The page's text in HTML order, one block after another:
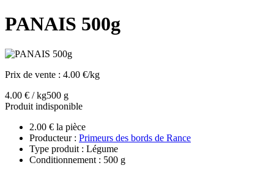
PANAIS 500g
Prix de vente : 4.00 €/kg
4.00 € / kg500 g
Produit indisponible
2.00 € la pièce
Producteur : Primeurs des bords de Rance
Type produit : Légume
Conditionnement : 500 g